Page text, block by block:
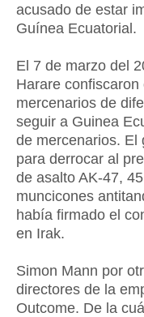
acusado de estar
Guínea Ecuatorial.
El 7 de marzo del
Harare
mercenarios de
seguir a Guinea
de mercenarios. El
para derrocar al
de asalto AK-47,
muncicones
había firmado el
en Irak.
Simon Mann por
directores de la
Outcome. De la